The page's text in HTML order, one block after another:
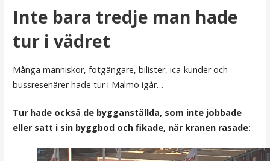
Inte bara tredje man hade
tur i vädret
Många människor, fotgängare, bilister, ica-kunder och
bussresenärer hade tur i Malmö igår…
Tur hade också de bygganställda, som inte jobbade
eller satt i sin byggbod och fikade, när kranen rasade: